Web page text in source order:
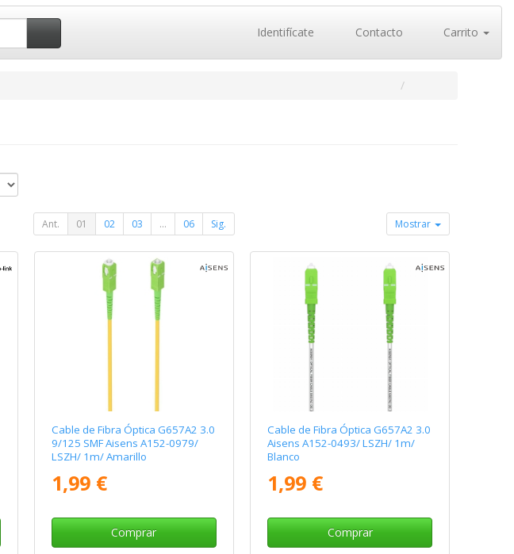
Identifícate Contacto Carrito
Ant. 01 02 03 ... 06 Sig. Mostrar
Cable de Fibra Óptica G657A2 3.0
9/125 SMF Aisens A152-0979/
LSZH/ 1m/ Amarillo
1,99 €
Comprar
Cable de Fibra Óptica G657A2 3.0
Aisens A152-0493/ LSZH/ 1m/
Blanco
1,99 €
Comprar